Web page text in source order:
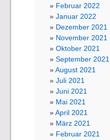
Februar 2022
Januar 2022
Dezember 2021
November 2021
Oktober 2021
September 2021
August 2021
Juli 2021
Juni 2021
Mai 2021
April 2021
März 2021
Februar 2021